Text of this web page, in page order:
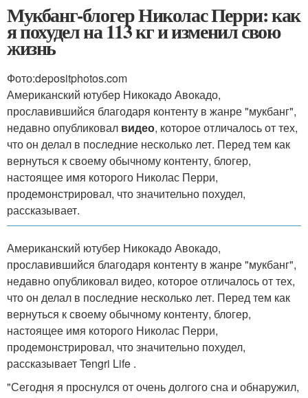
Мукбанг-блогер Николас Перри: как
я похудел на 113 кг и изменил свою
жизнь
Фото:depositphotos.com
Американский ютубер Никокадо Авокадо,
прославившийся благодаря контенту в жанре "мукбанг",
недавно опубликовал видео, которое отличалось от тех,
что он делал в последние несколько лет. Перед тем как
вернуться к своему обычному контенту, блогер,
настоящее имя которого Николас Перри,
продемонстрировал, что значительно похудел,
рассказывает.
Американский ютубер Никокадо Авокадо,
прославившийся благодаря контенту в жанре "мукбанг",
недавно опубликовал видео, которое отличалось от тех,
что он делал в последние несколько лет. Перед тем как
вернуться к своему обычному контенту, блогер,
настоящее имя которого Николас Перри,
продемонстрировал, что значительно похудел,
рассказывает Tengri Life .
"Сегодня я проснулся от очень долгого сна и обнаружил,